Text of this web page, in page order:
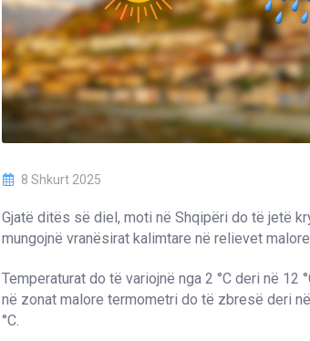
8 Shkurt 2025
Gjatë ditës së diel, moti në Shqipëri do të jetë
mungojnë vranësirat kalimtare në relievet malore.
Temperaturat do të variojnë nga 2 °C deri në 12
në zonat malore termometri do të zbresë deri
°C.